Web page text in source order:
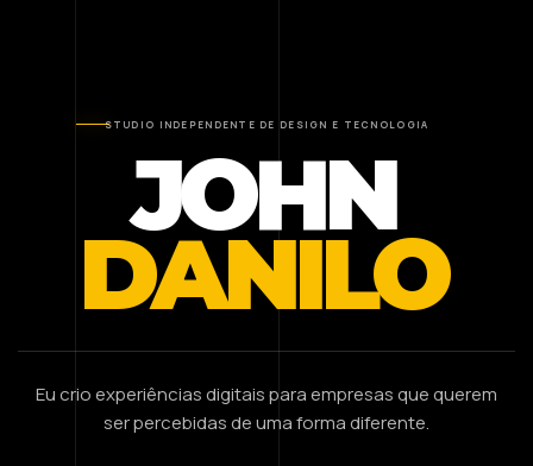
STUDIO INDEPENDENTE DE DESIGN E TECNOLOGIA
JOHN
DANILO
Eu crio experiências digitais para empresas que querem
ser percebidas de uma forma diferente.